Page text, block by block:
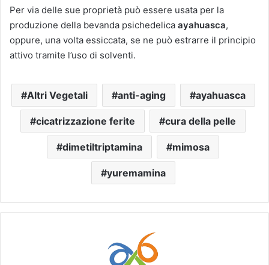
Per via delle sue proprietà può essere usata per la
produzione della bevanda psichedelica ayahuasca,
oppure, una volta essiccata, se ne può estrarre il principio
attivo tramite l’uso di solventi.
Altri Vegetali anti-aging ayahuasca
cicatrizzazione ferite cura della pelle
dimetiltriptamina mimosa
yuremamina